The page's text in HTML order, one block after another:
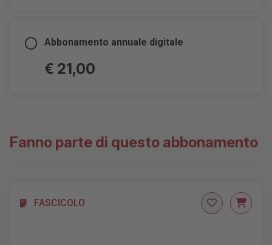
Abbonamento annuale digitale
€ 21,00
Fanno parte di questo abbonamento
FASCICOLO